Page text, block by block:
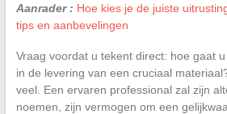
Aanrader : Hoe kies je de juiste
tips en aanbevelingen
Vraag voordat u tekent direct: hoe gaat
in de levering van een cruciaal
veel. Een ervaren professional zal zijn
noemen, zijn vermogen om een